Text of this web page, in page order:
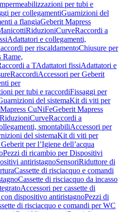
per tubi e
per collegamentiGuarnizioni del
a flangiaGeberit Mapress
RiduzioniCurveRaccordi a
Adattatori e collegamenti,
per riscaldamentoChiusure per
Rame,
a TAdattatori fissiAdattatori e
RaccordiAccessori per Geberit
per
per tubi e raccordiFissaggi per
del sistemaKit di viti per
CuNiFeGeberit Mapress
RiduzioniCurveRaccordi a
smontabiliAccessori per
del sistemaKit di viti per
per l’Igiene dell’acqua
Pezzi di ricambio per Dispositivi
antiristagnoSensoriRiduttore di
Cassette di risciacquo e comandi
Cassette di risciacquo da incasso
Accessori per cassette di
dispositivo antiristagnoPezzi di
di risciacquo e comandi per WC